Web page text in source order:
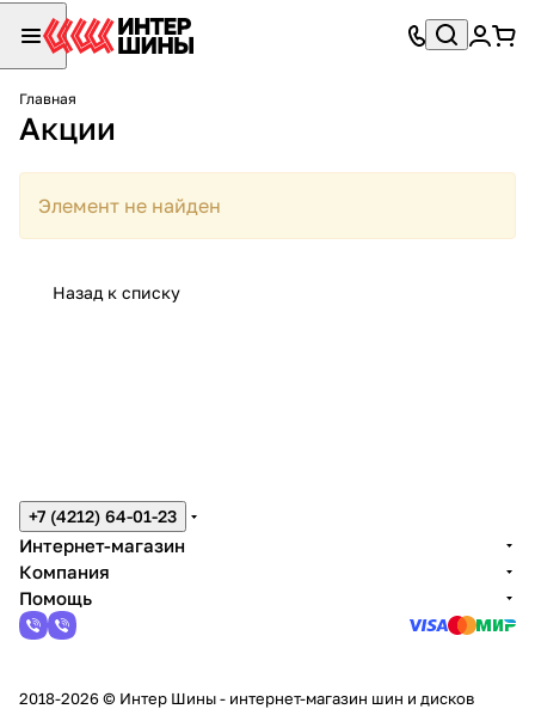
Главная
Акции
Элемент не найден
Назад к списку
+7 (4212) 64-01-23
Интернет-магазин
Компания
Помощь
2018-2026 © Интер Шины - интернет-магазин шин и дисков